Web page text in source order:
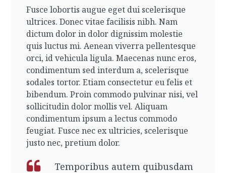
Fusce lobortis augue eget dui scelerisque
ultrices. Donec vitae facilisis nibh. Nam
dictum dolor in dolor dignissim molestie
quis luctus mi. Aenean viverra pellentesque
orci, id vehicula ligula. Maecenas nunc eros,
condimentum sed interdum a, scelerisque
sodales tortor. Etiam consectetur eu felis et
bibendum. Proin commodo pulvinar nisi, vel
sollicitudin dolor mollis vel. Aliquam
condimentum ipsum a lectus commodo
feugiat. Fusce nec ex ultricies, scelerisque
justo nec, pretium dolor.
Temporibus autem quibusdam